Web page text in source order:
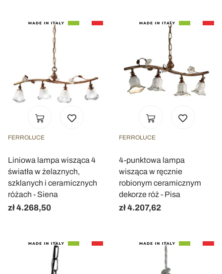
FERROLUCE
Liniowa lampa wisząca 4
światła w żelaznych,
szklanych i ceramicznych
różach - Siena
zł 4.268,50
FERROLUCE
4-punktowa lampa
wisząca w ręcznie
robionym ceramicznym
dekorze róż - Pisa
zł 4.207,62